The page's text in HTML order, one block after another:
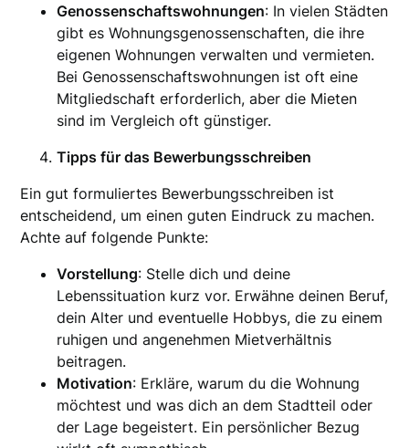
Genossenschaftswohnungen: In vielen Städten
gibt es Wohnungsgenossenschaften, die ihre
eigenen Wohnungen verwalten und vermieten.
Bei Genossenschaftswohnungen ist oft eine
Mitgliedschaft erforderlich, aber die Mieten
sind im Vergleich oft günstiger.
Tipps für das Bewerbungsschreiben
Ein gut formuliertes Bewerbungsschreiben ist
entscheidend, um einen guten Eindruck zu machen.
Achte auf folgende Punkte:
Vorstellung: Stelle dich und deine
Lebenssituation kurz vor. Erwähne deinen Beruf,
dein Alter und eventuelle Hobbys, die zu einem
ruhigen und angenehmen Mietverhältnis
beitragen.
Motivation: Erkläre, warum du die Wohnung
möchtest und was dich an dem Stadtteil oder
der Lage begeistert. Ein persönlicher Bezug